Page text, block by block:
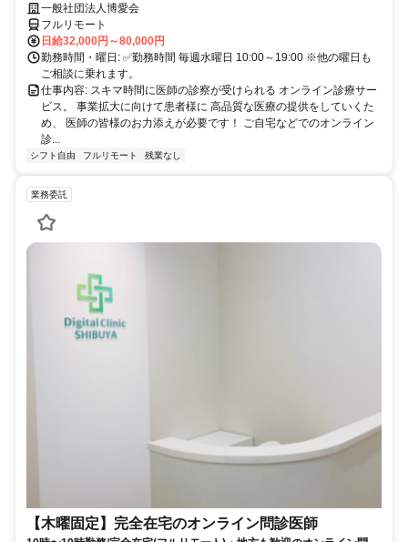
業務一般社団法人博愛会
フルリモート
日給32,000円～80,000円
勤務時間・曜日: ✅勤務時間 毎週水曜日 10:00～19:00 ※他の曜日も
ご相談に乗れます。
仕事内容: スキマ時間に医師の診察が受けられる オンライン診療サー
ビス。 事業拡大に向けて患者様に 高品質な医療の提供をしていくた
め、 医師の皆様のお力添えが必要です！ ご自宅などでのオンライン
診...
シフト自由 フルリモート 残業なし
業務委託
【木曜固定】完全在宅のオンライン問診医師